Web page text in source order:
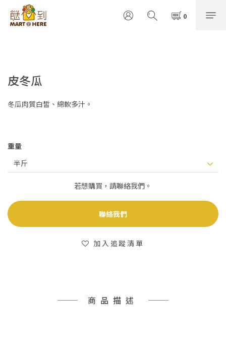
皮冬瓜
冬瓜肉質白皙、綿軟多汁。
重量
若想購買，請聯絡我們。
聯絡我們
加入追蹤清單
商品描述